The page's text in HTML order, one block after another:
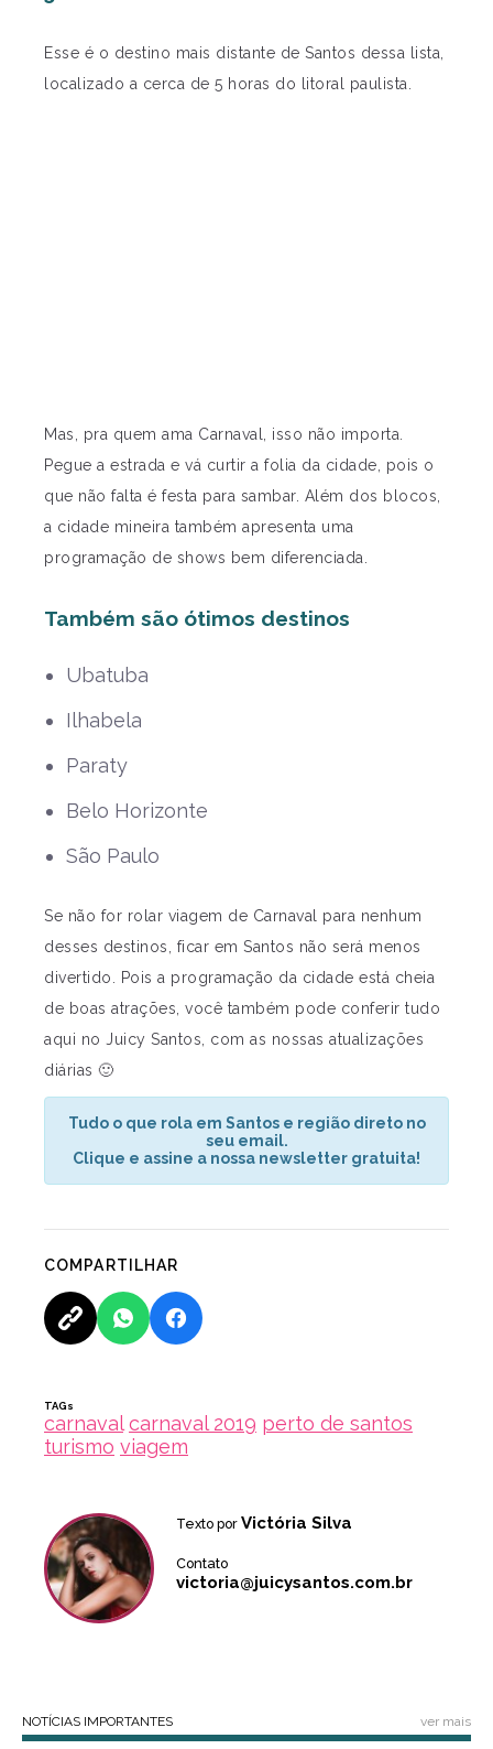
Esse é o destino mais distante de Santos dessa lista,
localizado a cerca de 5 horas do litoral paulista.
Mas, pra quem ama Carnaval, isso não importa.
Pegue a estrada e vá curtir a folia da cidade, pois o
que não falta é festa para sambar. Além dos blocos,
a cidade mineira também apresenta uma
programação de shows bem diferenciada.
Também são ótimos destinos
Ubatuba
Ilhabela
Paraty
Belo Horizonte
São Paulo
Se não for rolar viagem de Carnaval para nenhum
desses destinos, ficar em Santos não será menos
divertido. Pois a programação da cidade está cheia
de boas atrações, você também pode conferir tudo
aqui no Juicy Santos, com as nossas atualizações
diárias 🙂
Tudo o que rola em Santos e região direto no
seu email.
Clique e assine a nossa newsletter gratuita!
COMPARTILHAR
TAGs
carnaval carnaval 2019 perto de santos
turismo viagem
Texto por Victória Silva
Contato
victoria@juicysantos.com.br
NOTÍCIAS IMPORTANTES ver mais